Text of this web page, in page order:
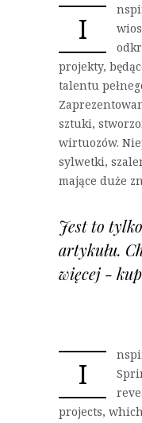
I
projekty,
talentu
sztuki,
wirtuozów.
sylwetki,
mające duże
Jest to
artykułu.
więcej -
I
projects,